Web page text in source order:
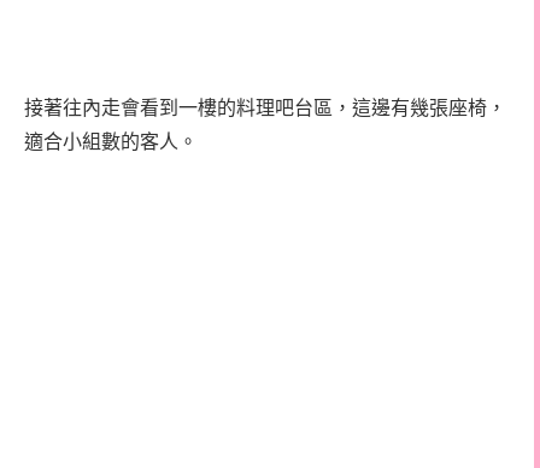
接著往內走會看到一樓的料理吧台區，這邊有幾張座椅，
適合小組數的客人。